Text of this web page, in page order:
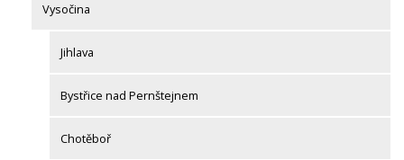
Vysočina
Jihlava
Bystřice nad Pernštejnem
Chotěboř